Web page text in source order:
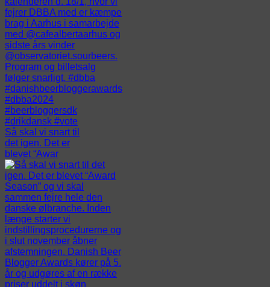
Så skal vi snart til
det igen. Det er
blevet “Awar